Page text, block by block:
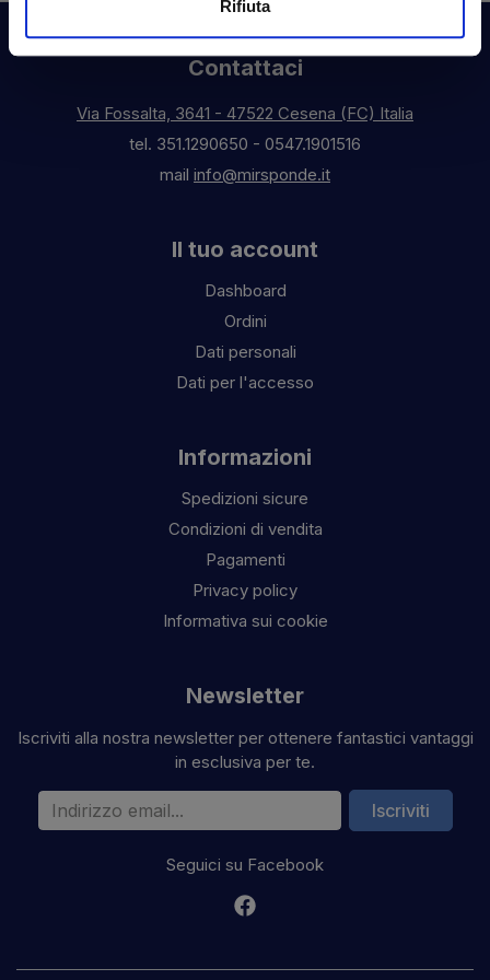
Rifiuta
Contattaci
Via Fossalta, 3641 - 47522 Cesena (FC) Italia
tel. 351.1290650 - 0547.1901516
mail info@mirsponde.it
Il tuo account
Dashboard
Ordini
Dati personali
Dati per l'accesso
Informazioni
Spedizioni sicure
Condizioni di vendita
Pagamenti
Privacy policy
Informativa sui cookie
Newsletter
Iscriviti alla nostra newsletter per ottenere fantastici vantaggi
in esclusiva per te.
Indirizzo email Iscriviti
Seguici su Facebook